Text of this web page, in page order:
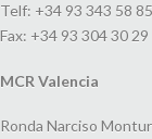
Telf: +34 93 343 58 85
Fax: +34 93 304 30 29
MCR Valencia
Ronda Narciso